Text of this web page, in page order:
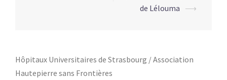
de Lélouma ⟶
Hôpitaux Universitaires de Strasbourg / Association
Hautepierre sans Frontières